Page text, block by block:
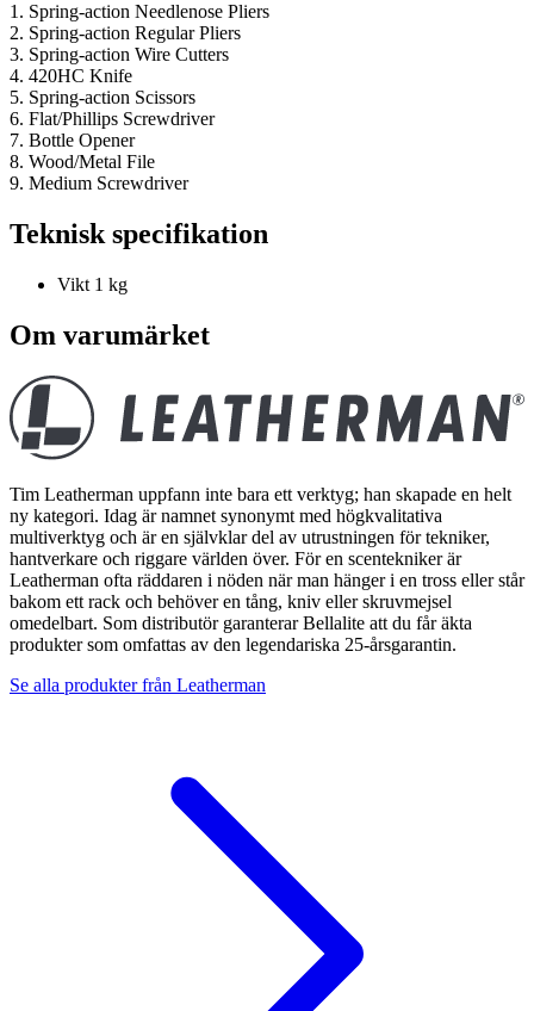
1. Spring-action Needlenose Pliers
2. Spring-action Regular Pliers
3. Spring-action Wire Cutters
4. 420HC Knife
5. Spring-action Scissors
6. Flat/Phillips Screwdriver
7. Bottle Opener
8. Wood/Metal File
9. Medium Screwdriver
Teknisk specifikation
Vikt 1 kg
Om varumärket
Tim Leatherman uppfann inte bara ett verktyg; han skapade en helt
ny kategori. Idag är namnet synonymt med högkvalitativa
multiverktyg och är en självklar del av utrustningen för tekniker,
hantverkare och riggare världen över. För en scentekniker är
Leatherman ofta räddaren i nöden när man hänger i en tross eller står
bakom ett rack och behöver en tång, kniv eller skruvmejsel
omedelbart. Som distributör garanterar Bellalite att du får äkta
produkter som omfattas av den legendariska 25-årsgarantin.
Se alla produkter från Leatherman